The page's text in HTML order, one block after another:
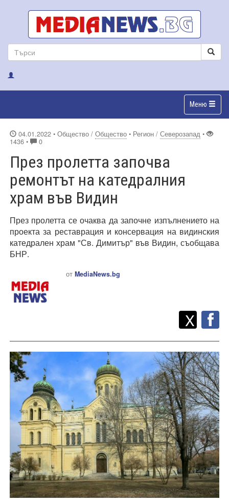
Меню
04.01.2022 • Общество / Общество • Регион / Северозапад •
1436 •
0
През пролетта започва
ремонтът на катедралния
храм във Видин
През пролетта се очаква да започне изпълнението на
проекта за реставрация и консервация на видинския
катедрален храм "Св. Димитър" във Видин, съобщава
БНР.
от MediaNews.bg
Споделете
X